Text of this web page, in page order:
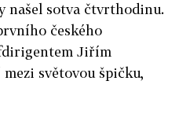
našel sotva čtvrthodinu.
českého
Jiřím
světovou špičku,